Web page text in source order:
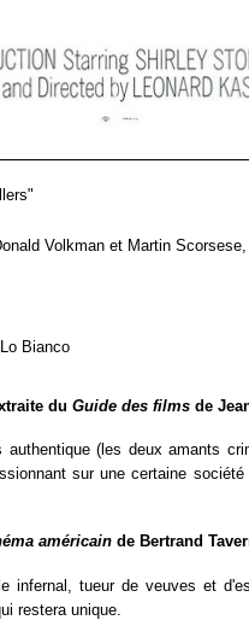
Volkman et Martin
Bianco
duGuide des films de
(les deux amants
sur une certaine
américain de Bertrand
infernal, tueur de veuves et
restera unique.